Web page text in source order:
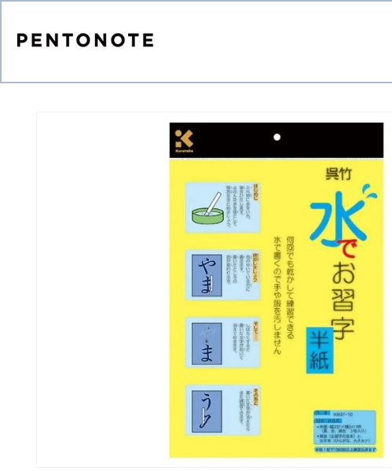
進む